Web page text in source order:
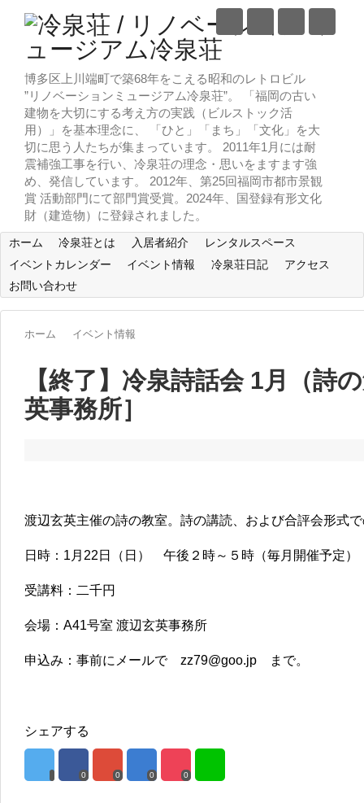
博多区上川端町で築68年をこえる昭和のレトロビル
”リノベーションミュージアム冷泉荘”。 「福岡の古い
建物を大切にする考え方の実践（ビルストック活
用）」を基本理念に、 「ひと」「まち」「文化」を大
切に思う人たちが集まっています。 2011年1月には耐
震補強工事を行い、冷泉荘の理念・思いをますます強
め、発信しています。 2012年、第25回福岡市都市景観
賞 活動部門にて部門賞受賞。2024年、国登録有形文化
財（建造物）に登録されました。
ホーム 冷泉荘とは 入居者紹介
レンタルスペース
イベントカレンダー
イベント情報 冷泉荘日記
アクセス
お問い合わせ
ホーム イベント情報
【終了】冷泉詩話会 1月（詩
英事務所］
渡辺玄英主催の詩の教室。詩の講読、および合評会形式
日時：1月22日（日） 午後２時～５時（毎月開催予定）
受講料：二千円
会場：A41号室 渡辺玄英事務所
申込み：事前にメールで zz79@goo.jp まで。
シェアする
0 0 0 0